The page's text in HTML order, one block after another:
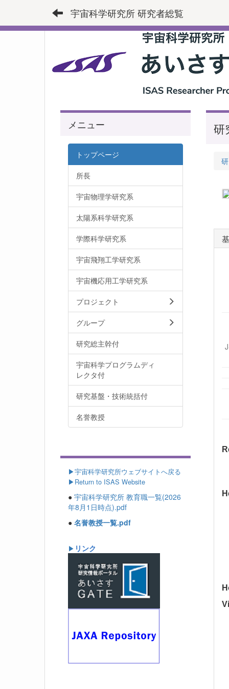
宇宙科学研究所 研究者総覧
研
メニュー
トップページ
所長
宇宙物理学研究系
太陽系科学研究系
学際科学研究系
宇宙飛翔工学研究系
宇宙機応用工学研究系
プロジェクト
グループ
研究総主幹付
宇宙科学プログラムディ
レクタ付
研究基盤・技術統括付
名誉教授
▶宇宙科学研究所ウェブサイトへ戻る
▶Return to ISAS Website
● 宇宙科学研究所 教育職一覧(2026
年8月1日時点).pdf
● 名誉教授一覧.pdf
▶ リンク